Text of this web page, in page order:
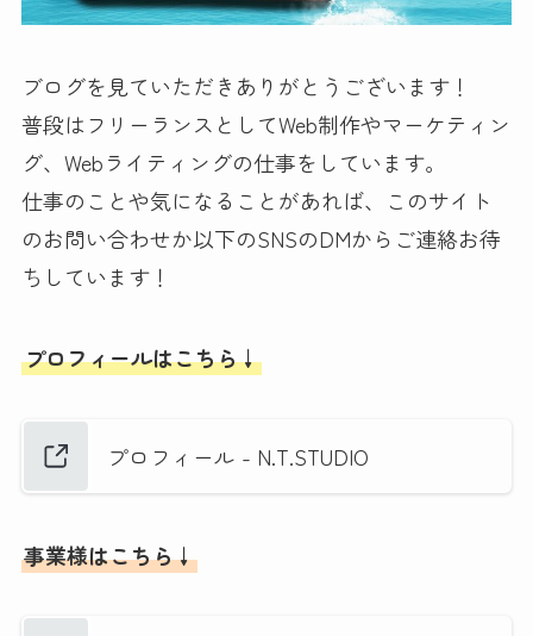
ブログを見ていただきありがとうございます！
普段はフリーランスとしてWeb制作やマーケティン
グ、Webライティングの仕事をしています。
仕事のことや気になることがあれば、このサイト
のお問い合わせか以下のSNSのDMからご連絡お待
ちしています！
プロフィールはこちら↓
プロフィール - N.T.STUDIO
事業様はこちら↓